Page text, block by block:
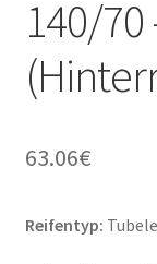
140/70
63.06€
Reifentyp: